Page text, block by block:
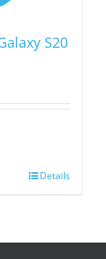
S20
Details